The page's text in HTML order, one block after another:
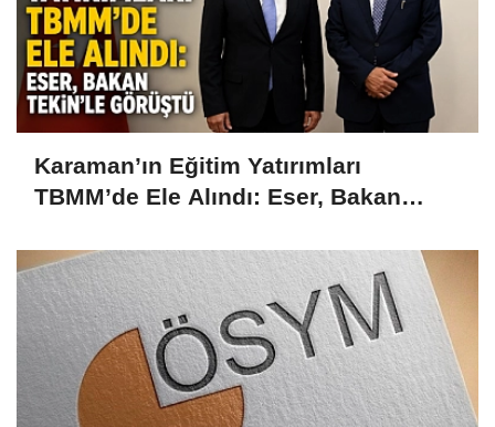
Karaman’ın Eğitim Yatırımları
TBMM’de Ele Alındı: Eser, Bakan